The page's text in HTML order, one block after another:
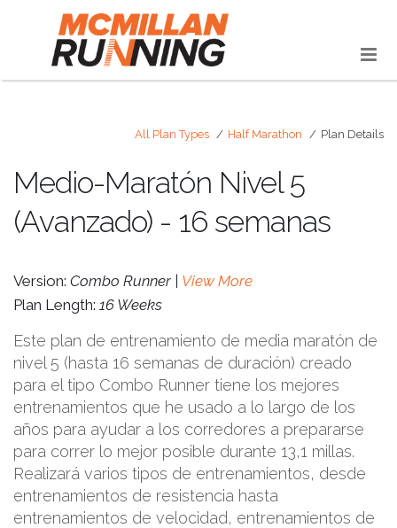
All Plan Types Half Marathon Plan Details
Medio-Maratón Nivel 5
(Avanzado) - 16 semanas
Version: Combo Runner | View More
Plan Length: 16 Weeks
Este plan de entrenamiento de media maratón de
nivel 5 (hasta 16 semanas de duración) creado
para el tipo Combo Runner tiene los mejores
entrenamientos que he usado a lo largo de los
años para ayudar a los corredores a prepararse
para correr lo mejor posible durante 13,1 millas.
Realizará varios tipos de entrenamientos, desde
entrenamientos de resistencia hasta
entrenamientos de velocidad, entrenamientos de